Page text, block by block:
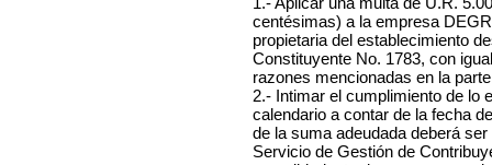
centésimas) a la empresa
propietaria del establecimiento
Constituyente No. 1783, con
razones mencionadas en la
2.- Intimar el cumplimiento de lo
calendario a contar de la fecha
de la suma adeudada deberá
Servicio de Gestión de